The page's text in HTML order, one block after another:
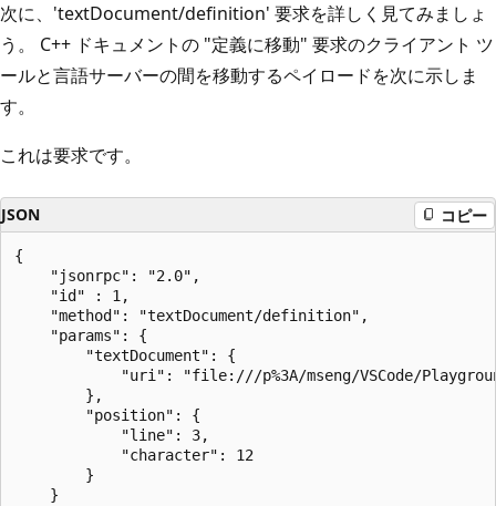
次に、'textDocument/definition' 要求を詳しく見てみましょ
う。 C++ ドキュメントの "定義に移動" 要求のクライアント ツ
ールと言語サーバーの間を移動するペイロードを次に示しま
す。
これは要求です。
JSON コピー
{
    "jsonrpc": "2.0",
    "id" : 1,
    "method": "textDocument/definition",
    "params": {
        "textDocument": {
"uri": "file:///p%3A/mseng/VSCode/
        },
        "position": {
            "line": 3,
            "character": 12
        }
    }